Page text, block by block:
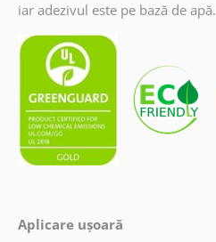
iar adezivul este pe bază de apă.
Aplicare ușoară